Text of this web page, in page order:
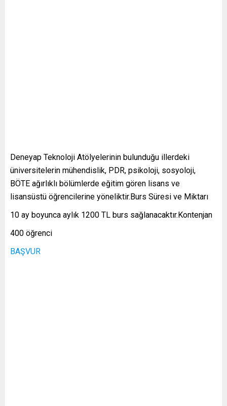
Deneyap Teknoloji Atölyelerinin bulunduğu illerdeki
üniversitelerin mühendislik, PDR, psikoloji, sosyoloji,
BÖTE ağırlıklı bölümlerde eğitim gören lisans ve
lisansüstü öğrencilerine yöneliktir.Burs Süresi ve Miktarı
10 ay boyunca aylık 1200 TL burs sağlanacaktır.Kontenjan
400 öğrenci
BAŞVUR